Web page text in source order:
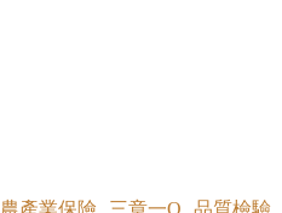
農產業保險 三章一Q 品質檢驗